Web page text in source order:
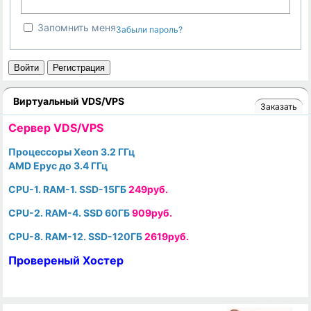
Запомнить меняЗабыли пароль?
Войти Регистрация
Виртуальный VDS/VPS Заказать
Cервер VDS/VPS
Процессоры Xeon 3.2 ГГц
AMD Epyc до 3.4 ГГц
CPU-1. RAM-1. SSD-15ГБ249руб.
CPU-2. RAM-4. SSD 60ГБ909руб.
CPU-8. RAM-12. SSD-120ГБ2619руб.
Провереный Хостер